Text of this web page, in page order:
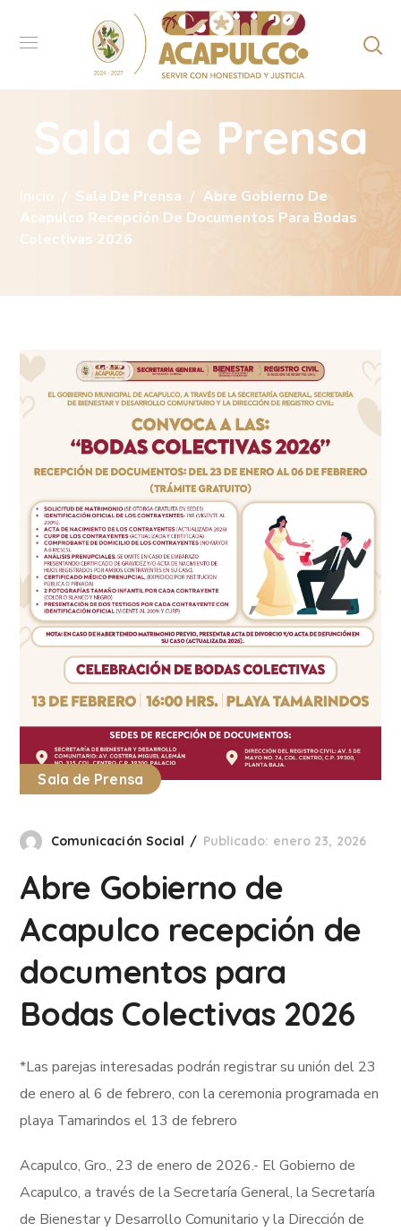
Sala de Prensa
Inicio Sala De Prensa
Abre Gobierno De
Acapulco Recepción De Documentos Para Bodas
Colectivas 2026
Sala de Prensa
Comunicación Social Publicado: enero 23, 2026
Abre Gobierno de
Acapulco recepción de
documentos para
Bodas Colectivas 2026
*Las parejas interesadas podrán registrar su unión del 23
de enero al 6 de febrero, con la ceremonia programada en
playa Tamarindos el 13 de febrero
Acapulco, Gro., 23 de enero de 2026.- El Gobierno de
Acapulco, a través de la Secretaría General, la Secretaría
de Bienestar y Desarrollo Comunitario y la Dirección de